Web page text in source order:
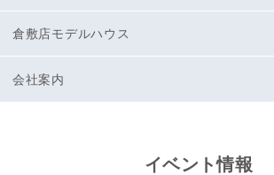
倉敷店モデルハウス
会社案内
イベント情報